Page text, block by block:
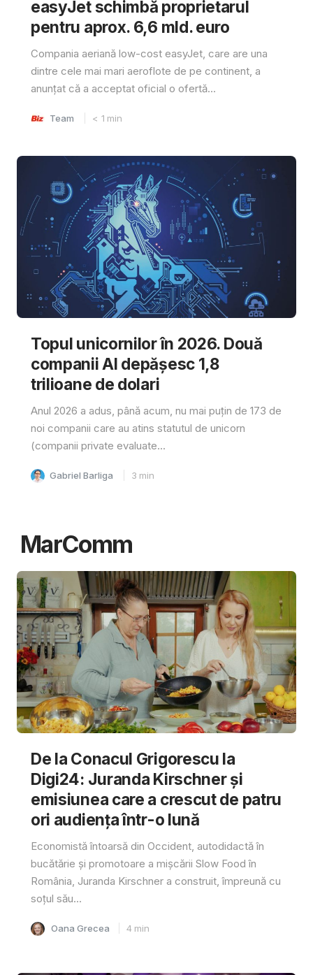
easyJet schimbă proprietarul
pentru aprox. 6,6 mld. euro
Compania aeriană low-cost easyJet, care are una
dintre cele mai mari aeroflote de pe continent, a
anunțat că a acceptat oficial o ofertă...
Team < 1 min
Topul unicornilor în 2026. Două
companii AI depășesc 1,8
trilioane de dolari
Anul 2026 a adus, până acum, nu mai puțin de 173 de
noi companii care au atins statutul de unicorn
(companii private evaluate...
Gabriel Barliga 3 min
MarComm
De la Conacul Grigorescu la
Digi24: Juranda Kirschner și
emisiunea care a crescut de patru
ori audiența într-o lună
Economistă întoarsă din Occident, autodidactă în
bucătărie și promotoare a mișcării Slow Food în
România, Juranda Kirschner a construit, împreună cu
soțul său...
Oana Grecea 4 min